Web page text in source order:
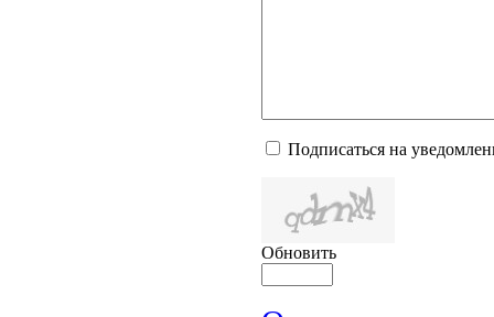
Подписаться на
Обновить